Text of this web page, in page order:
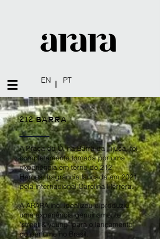
EN PT
212 BARRA
A Praça do Ó, na Barra da Tijuca, foi
completamente tomada por uma
experiência em torno do 212
Heroes, fragrância lançada em 2021
pela internacional Carolina Herrera.
A ARARA inc. idealizou e produziu
uma experiência genuinamente
"street & young" para o lançamento
do perfume no Brasil.